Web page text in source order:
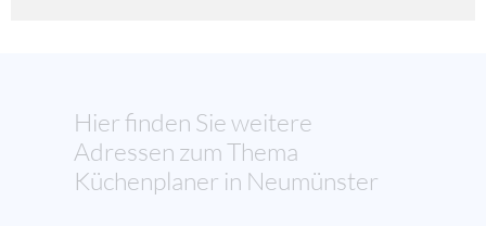
Hier finden Sie weitere
Adressen zum Thema
Küchenplaner in Neumünster